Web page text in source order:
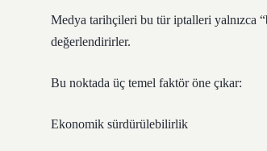
Medya tarihçileri bu tür iptalleri yalnızca
değerlendirirler.
Bu noktada üç temel faktör öne çıkar:
Ekonomik sürdürülebilirlik